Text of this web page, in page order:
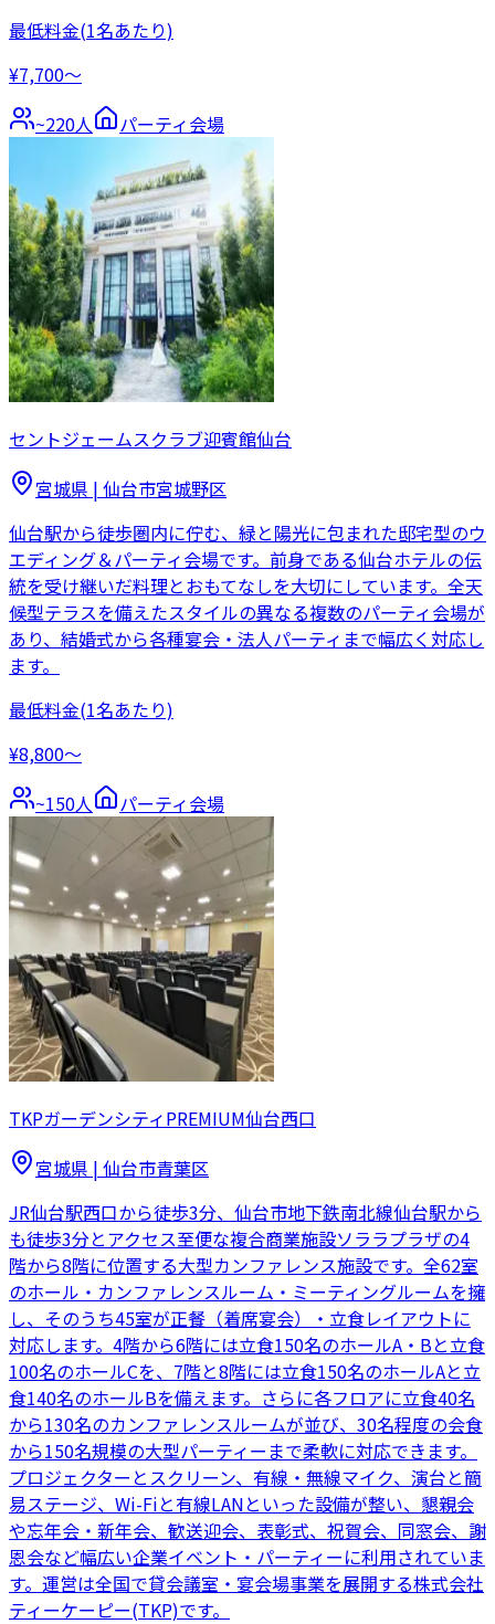
最低料金(1名あたり)
¥7,700〜
~220人 パーティ会場
セントジェームスクラブ迎賓館仙台
宮城県 | 仙台市宮城野区
仙台駅から徒歩圏内に佇む、緑と陽光に包まれた邸宅型のウ
エディング＆パーティ会場です。前身である仙台ホテルの伝
統を受け継いだ料理とおもてなしを大切にしています。全天
候型テラスを備えたスタイルの異なる複数のパーティ会場が
あり、結婚式から各種宴会・法人パーティまで幅広く対応し
ます。
最低料金(1名あたり)
¥8,800〜
~150人 パーティ会場
TKPガーデンシティPREMIUM仙台西口
宮城県 | 仙台市青葉区
JR仙台駅西口から徒歩3分、仙台市地下鉄南北線仙台駅から
も徒歩3分とアクセス至便な複合商業施設ソララプラザの4
階から8階に位置する大型カンファレンス施設です。全62室
のホール・カンファレンスルーム・ミーティングルームを擁
し、そのうち45室が正餐（着席宴会）・立食レイアウトに
対応します。4階から6階には立食150名のホールA・Bと立食
100名のホールCを、7階と8階には立食150名のホールAと立
食140名のホールBを備えます。さらに各フロアに立食40名
から130名のカンファレンスルームが並び、30名程度の会食
から150名規模の大型パーティーまで柔軟に対応できます。
プロジェクターとスクリーン、有線・無線マイク、演台と簡
易ステージ、Wi-Fiと有線LANといった設備が整い、懇親会
や忘年会・新年会、歓送迎会、表彰式、祝賀会、同窓会、謝
恩会など幅広い企業イベント・パーティーに利用されていま
す。運営は全国で貸会議室・宴会場事業を展開する株式会社
ティーケーピー(TKP)です。